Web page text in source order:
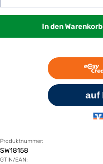
In den Warenkorb
Produktnummer:
SW18158
GTIN/EAN: